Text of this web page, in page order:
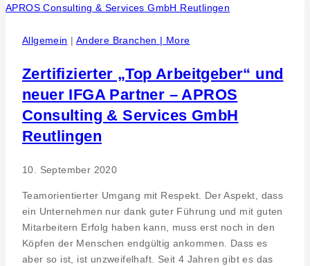
Allgemein | Andere Branchen | More
Zertifizierter „Top Arbeitgeber“ und
neuer IFGA Partner – APROS
Consulting & Services GmbH
Reutlingen
10. September 2020
Teamorientierter Umgang mit Respekt. Der Aspekt, dass
ein Unternehmen nur dank guter Führung und mit guten
Mitarbeitern Erfolg haben kann, muss erst noch in den
Köpfen der Menschen endgültig ankommen. Dass es
aber so ist, ist unzweifelhaft. Seit 4 Jahren gibt es das